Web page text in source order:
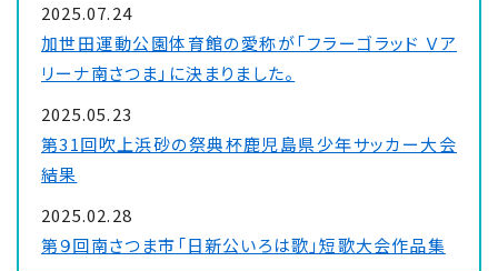
2025.07.24
加世田運動公園体育館の愛称が「フラーゴラッド Ｖア
リーナ南さつま」に決まりました。
2025.05.23
第31回吹上浜砂の祭典杯鹿児島県少年サッカー大会
結果
2025.02.28
第９回南さつま市「日新公いろは歌」短歌大会作品集